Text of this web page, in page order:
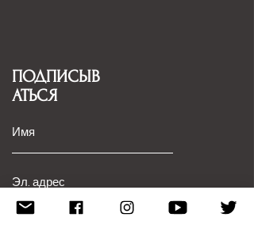
ПОДПИСЫВ
АТЬСЯ